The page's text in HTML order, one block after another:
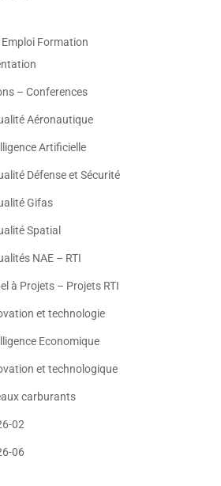
Emploi Formation
– Conferences
Aéronautique
Artificielle
Défense et Sécurité
Gifas
Spatial
NAE – RTI
à Projets – Projets RTI
et technologie
Economique
et technologique
carburants
02
06